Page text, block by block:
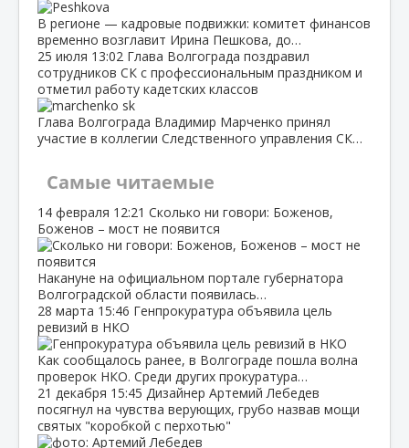
В регионе — кадровые подвижки: комитет финансов
временно возглавит Ирина Пешкова, до…
25 июля 13:02 Глава Волгограда поздравил
сотрудников СК с профессиональным праздником и
отметил работу кадетских классов
Глава Волгограда Владимир Марченко принял
участие в коллегии Следственного управления СК…
Самые читаемые
14 февраля 12:21 Сколько ни говори: Боженов,
Боженов – мост не появится
Накануне на официальном портале губернатора
Волгоградской области появилась…
28 марта 15:46 Генпрокуратура объявила цель
ревизий в НКО
Как сообщалось ранее, в Волгограде пошла волна
проверок НКО. Среди других прокуратура…
21 декабря 15:45 Дизайнер Артемий Лебедев
посягнул на чувства верующих, грубо назвав мощи
святых "коробкой с перхотью"